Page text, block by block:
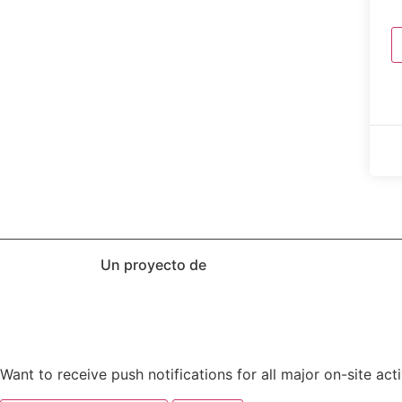
Un proyecto de
Want to receive push notifications for all major on-site